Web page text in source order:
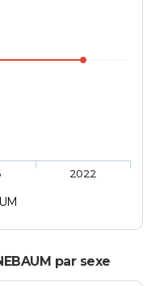
2022
par sexe